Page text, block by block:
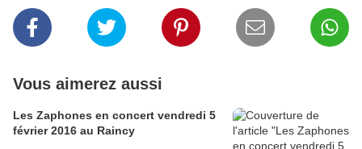
Vous aimerez aussi
Les Zaphones en concert vendredi 5
février 2016 au Raincy